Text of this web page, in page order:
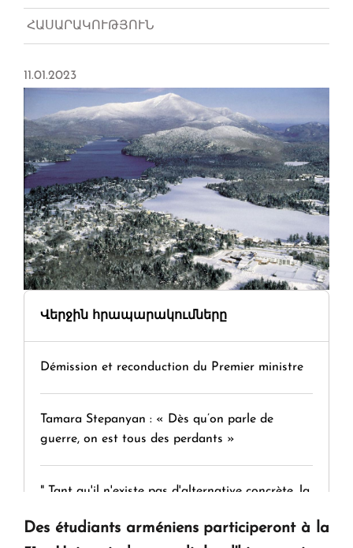
ՀԱՍԱՐԱԿՈՒԹՅՈՒՆ
11.01.2023
Վերջին հրապարակումները
Démission et reconduction du Premier ministre
Tamara Stepanyan : « Dès qu’on parle de
guerre, on est tous des perdants »
" Tant qu'il n'existe pas d'alternative concrète, la
Des étudiants arméniens participeront à la